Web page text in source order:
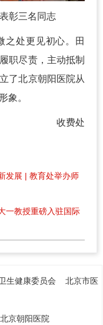
彰三名同志
处更见初心。田
职尽责，主动抵制
了北京朝阳医院从
象。
收费处
发展 | 教育处举办师
教授重磅入驻国际
生健康委员会
北京市医
京朝阳医院